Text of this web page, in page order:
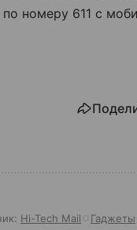
номеру 611 с
Hi-Tech Mail Гаджеты